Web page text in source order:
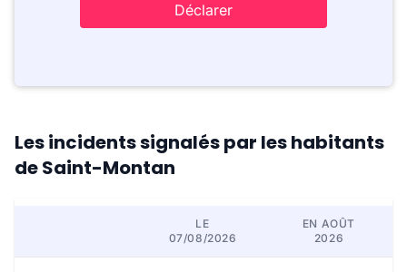
Déclarer
Les incidents signalés par les habitants
de Saint-Montan
LE
07/08/2026
EN AOÛT
2026